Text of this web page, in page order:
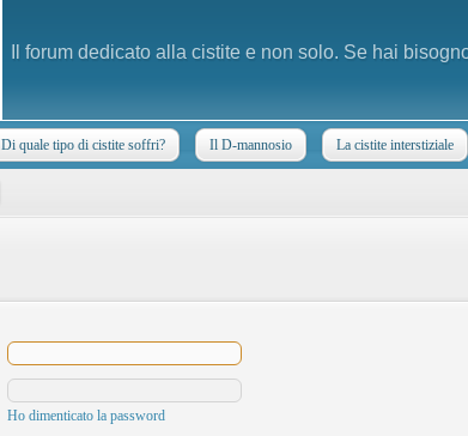
Il forum dedicato alla cistite e non solo. Se hai
Di quale tipo di cistite soffri? Il D-mannosio La cistite interstiziale
Ho dimenticato la password